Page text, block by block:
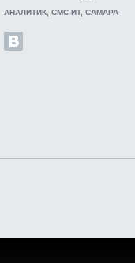
АНАЛИТИК, СМС-ИТ, САМАРА